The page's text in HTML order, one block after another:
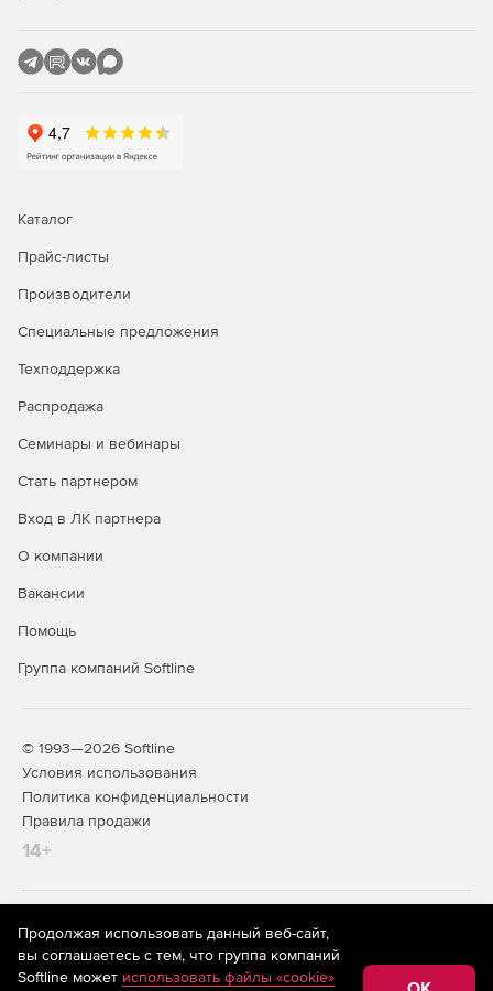
Возможность приостановить, возобновить или
Возможность восстановить и преобразовать LP, ленты
и старые устройства.
Каталог
Прайс-листы
Производители
Специальные предложения
Техподдержка
Распродажа
Семинары и вебинары
Стать партнером
Вход в ЛК партнера
О компании
Вакансии
Помощь
Группа компаний Softline
© 1993—2026 Softline
Условия использования
Политика конфиденциальности
Правила продажи
14+
На информационном ресурсе store.softline.ru применяются
рекомендательные технологии
(информационные технологии
предоставления информации на основе сбора,
систематизации и анализа сведений, относящихся к
Продолжая использовать данный веб-сайт,
вы соглашаетесь с тем, что группа компаний
Softline может использовать файлы «cookie»